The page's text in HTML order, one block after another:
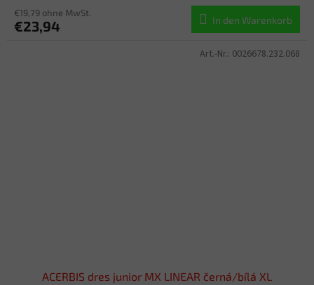
€19,79 ohne MwSt.
€23,94 In den Warenkorb
ACERBIS dres junior MX LINEAR černá/bílá XL
Art.-Nr.: 0026678.232.068